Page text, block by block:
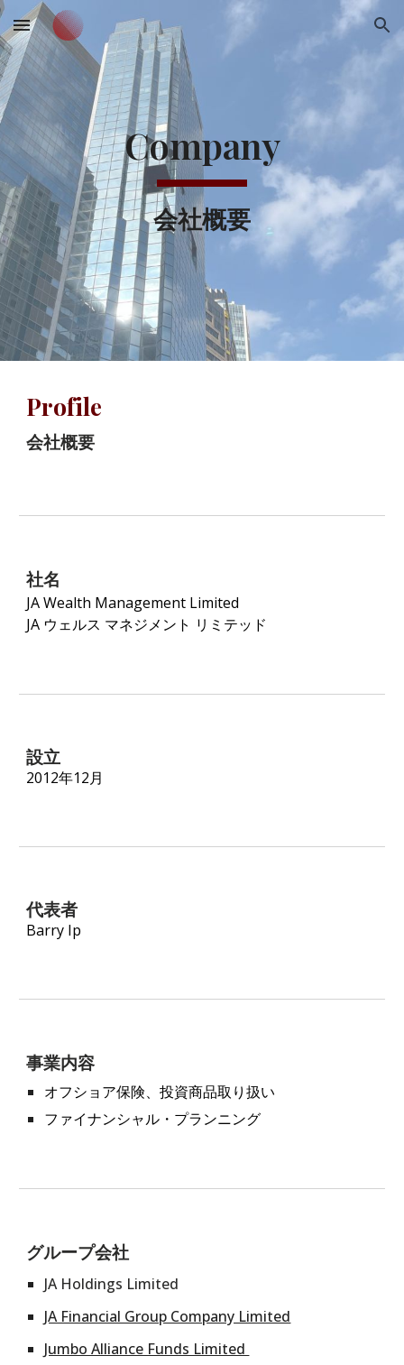
Skip to main content Skip to navigation
Company
会社概要
Profile
会社概要
社名
JA Wealth Management Limited
JA ウェルス マネジメント リミテッド
設立
2012年12月
代表者
Barry Ip
事業内容
オフショア保険、投資商品取り扱い
ファイナンシャル・プランニング
グループ会社
JA Holdings Limited
JA Financial Group Company Limited
Jumbo Alliance Funds Limited